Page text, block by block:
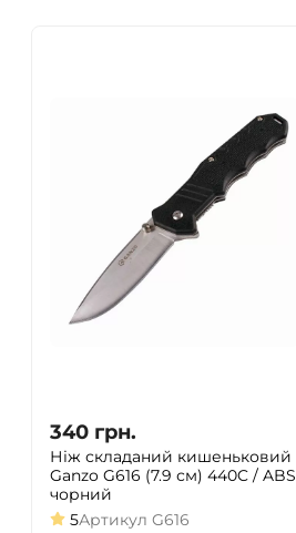
340 грн.
Ніж складаний кишеньковий
Ganzo G616 (7.9 см) 440C / ABS
чорний
5Артикул G616